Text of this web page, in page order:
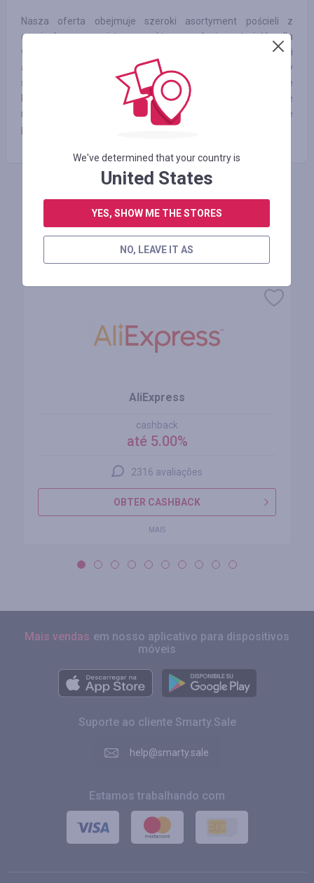
Nasza oferta obejmuje szeroki asortyment pościeli z
oryginalnym wzornictwem z różnego rodzaju materiałów dla
wygody klienta oraz inne ulubione tekstylia domowe i
akcesoria odpowiednie do każdego wnętrza. Niezbędny
sprzęt do kuchni ułatwi Państwu każdą pracę – noże
kuchenne, garnki i szybkowary, patelnie ceramiczne, ulubione
naczynia silikonowe, formy do pieczenia, brytfanny i drobne
pomoce kuchenne, bez których nikt się nie obejdzie.
FAÇA LOGIN PARA DEIXAR UM COMENTÁRIO
Lojas similares
AliExpress
cashback
até 5.00%
2316 avaliações
OBTER CASHBACK
MAIS
Mais vendas em nosso aplicativo para dispositivos
móveis
Suporte ao cliente Smarty.Sale
help@smarty.sale
Estamos trabalhando com
We've determined that your country is
United States
YES, SHOW ME THE STORES
NO, LEAVE IT AS